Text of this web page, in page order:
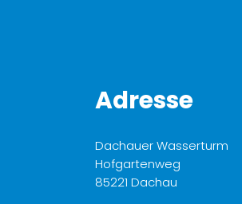
Adresse
Dachauer Wasserturm
Hofgartenweg
85221 Dachau